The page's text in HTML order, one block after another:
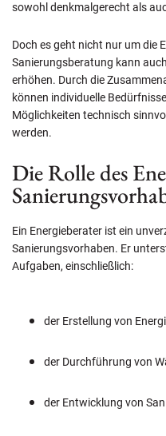
sowohl denkmalgerecht als
Doch es geht nicht nur um die
Sanierungsberatung kann
erhöhen. Durch die
können individuelle
Möglichkeiten technisch
werden.
Die Rolle des
Ein Energieberater ist ein
Sanierungsvorhaben. Er
Aufgaben, einschließlich:
der Erstellung von
der Durchführung von
der Entwicklung von